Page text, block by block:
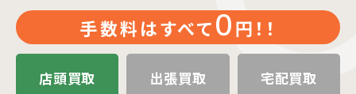
手数料はすべて 0 円！！
店頭買取 出張買取 宅配買取